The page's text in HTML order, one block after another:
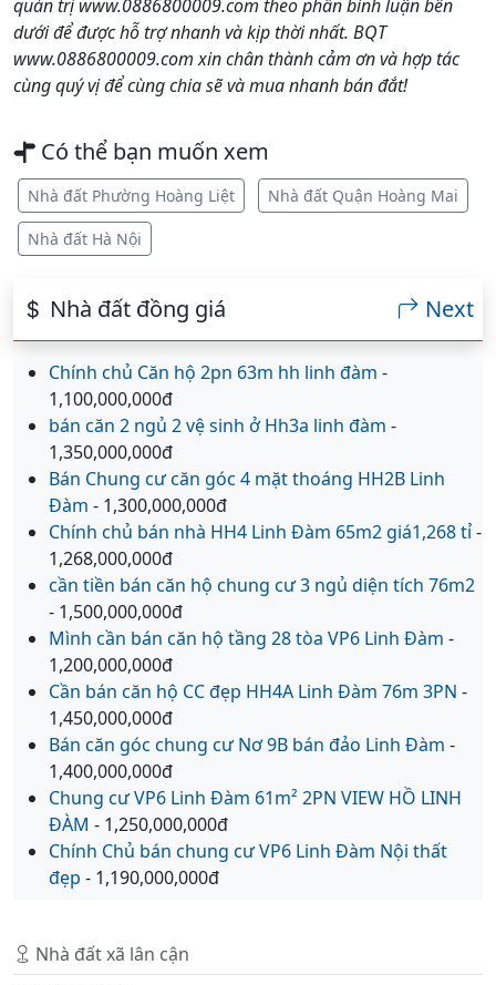
quản trị www.0886800009.com theo phần bình luận bên
dưới để được hỗ trợ nhanh và kịp thời nhất. BQT
www.0886800009.com xin chân thành cảm ơn và hợp tác
cùng quý vị để cùng chia sẽ và mua nhanh bán đắt!
Có thể bạn muốn xem
Nhà đất Phường Hoàng Liệt Nhà đất Quận Hoàng Mai
Nhà đất Hà Nội
Nhà đất đồng giá Next
Chính chủ Căn hộ 2pn 63m hh linh đàm -
1,100,000,000đ
bán căn 2 ngủ 2 vệ sinh ở Hh3a linh đàm -
1,350,000,000đ
Bán Chung cư căn góc 4 mặt thoáng HH2B Linh
Đàm - 1,300,000,000đ
Chính chủ bán nhà HH4 Linh Đàm 65m2 giá1,268 tỉ-
1,268,000,000đ
cần tiền bán căn hộ chung cư 3 ngủ diện tích 76m2
- 1,500,000,000đ
Mình cần bán căn hộ tầng 28 tòa VP6 Linh Đàm -
1,200,000,000đ
Cần bán căn hộ CC đẹp HH4A Linh Đàm 76m 3PN -
1,450,000,000đ
Bán căn góc chung cư Nơ 9B bán đảo Linh Đàm -
1,400,000,000đ
Chung cư VP6 Linh Đàm 61m² 2PN VIEW HỒ LINH
ĐÀM - 1,250,000,000đ
Chính Chủ bán chung cư VP6 Linh Đàm Nội thất
đẹp - 1,190,000,000đ
Nhà đất xã lân cận